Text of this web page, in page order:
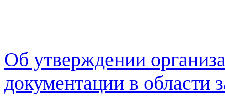
Об утверждении
документации в